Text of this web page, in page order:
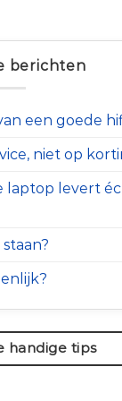
berichten
een goede
niet op
laptop levert
handige tips